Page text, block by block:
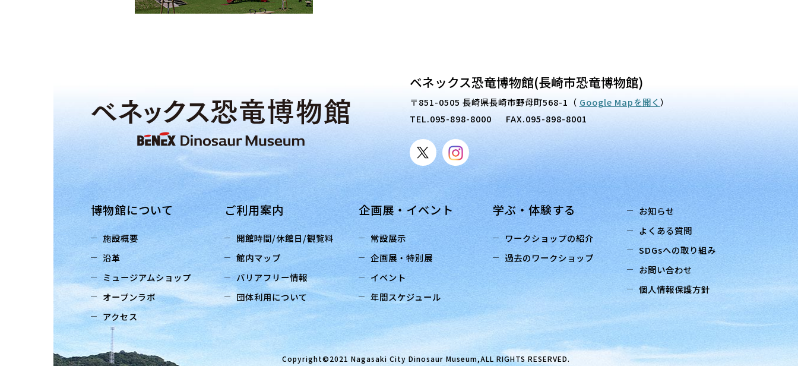
ベネックス恐竜博物館(長崎市恐竜博物館)
〒851-0505 長崎県長崎市野母町568-1 （ Google Mapを開く ）
TEL.095-898-8000 FAX.095-898-8001
博物館について
施設概要
沿革
ミュージアムショップ
オープンラボ
アクセス
ご利用案内
開館時間/休館日/観覧料
館内マップ
バリアフリー情報
団体利用について
企画展・イベント
常設展示
企画展・特別展
イベント
年間スケジュール
学ぶ・体験する
ワークショップの紹介
過去のワークショップ
お知らせ
よくある質問
SDGsへの取り組み
お問い合わせ
個人情報保護方針
Copyright©2021 Nagasaki City Dinosaur Museum,ALL RIGHTS RESERVED.